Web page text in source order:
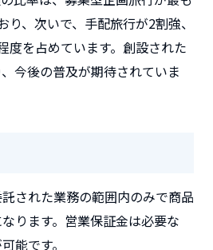
、次いで、手配旅行が2割強、
度を占めています。創設された
今後の普及が期待されていま
された業務の範囲内のみで商品
ります。営業保証金は必要な
能です。